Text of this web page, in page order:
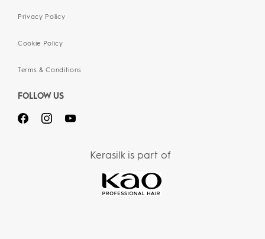
Privacy Policy
Cookie Policy
Terms & Conditions
FOLLOW US
Kerasilk is part of